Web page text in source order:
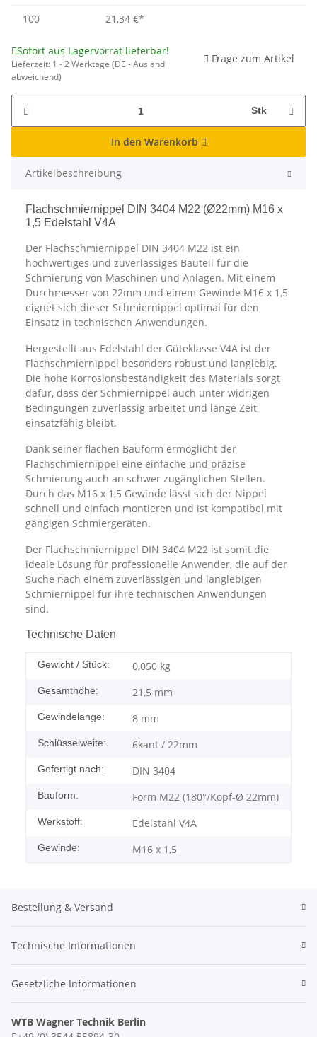
100
21,34 €*
Sofort aus Lagervorrat lieferbar!
Lieferzeit: 1 - 2 Werktage (DE - Ausland
abweichend)
Frage zum Artikel
Stk
In den Warenkorb
Artikelbeschreibung
Flachschmiernippel DIN 3404 M22 (Ø22mm) M16 x
1,5 Edelstahl V4A
Der Flachschmiernippel DIN 3404 M22 ist ein
hochwertiges und zuverlässiges Bauteil für die
Schmierung von Maschinen und Anlagen. Mit einem
Durchmesser von 22mm und einem Gewinde M16 x 1,5
eignet sich dieser Schmiernippel optimal für den
Einsatz in technischen Anwendungen.
Hergestellt aus Edelstahl der Güteklasse V4A ist der
Flachschmiernippel besonders robust und langlebig.
Die hohe Korrosionsbeständigkeit des Materials sorgt
dafür, dass der Schmiernippel auch unter widrigen
Bedingungen zuverlässig arbeitet und lange Zeit
einsatzfähig bleibt.
Dank seiner flachen Bauform ermöglicht der
Flachschmiernippel eine einfache und präzise
Schmierung auch an schwer zugänglichen Stellen.
Durch das M16 x 1,5 Gewinde lässt sich der Nippel
schnell und einfach montieren und ist kompatibel mit
gängigen Schmiergeräten.
Der Flachschmiernippel DIN 3404 M22 ist somit die
ideale Lösung für professionelle Anwender, die auf der
Suche nach einem zuverlässigen und langlebigen
Schmiernippel für ihre technischen Anwendungen
sind.
Technische Daten
Gewicht / Stück: 0,050 kg
Gesamthöhe: 21,5 mm
Gewindelänge: 8 mm
Schlüsselweite: 6kant / 22mm
Gefertigt nach: DIN 3404
Bauform: Form M22 (180°/Kopf-Ø 22mm)
Werkstoff: Edelstahl V4A
Gewinde: M16 x 1,5
Bestellung & Versand
Technische Informationen
Gesetzliche Informationen
WTB Wagner Technik Berlin